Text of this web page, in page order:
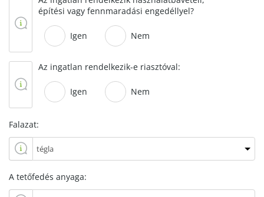
építési vagy fennmaradási engedéllyel?
Igen Nem
Az ingatlan rendelkezik-e riasztóval:
Igen Nem
Falazat:
A tetőfedés anyaga: